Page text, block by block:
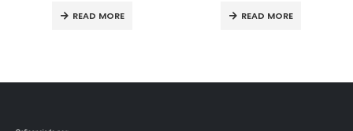
READ MORE READ MORE